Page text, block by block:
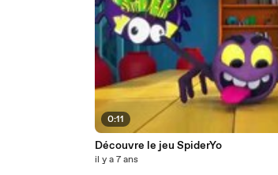
0:11
Découvre le jeu SpiderYo
il y a 7 ans